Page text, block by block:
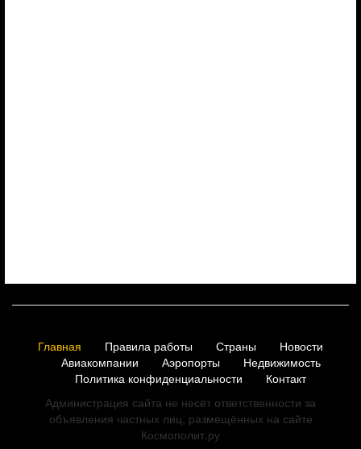
Главная Правила работы Страны
Новости
Авиакомпании
Аэропорты
Недвижимость
Политика конфиденциальности
Контакт
Администрация сайта не несёт ответственности за
объявления частных лиц, размещённых на сайте
Космополит.ру